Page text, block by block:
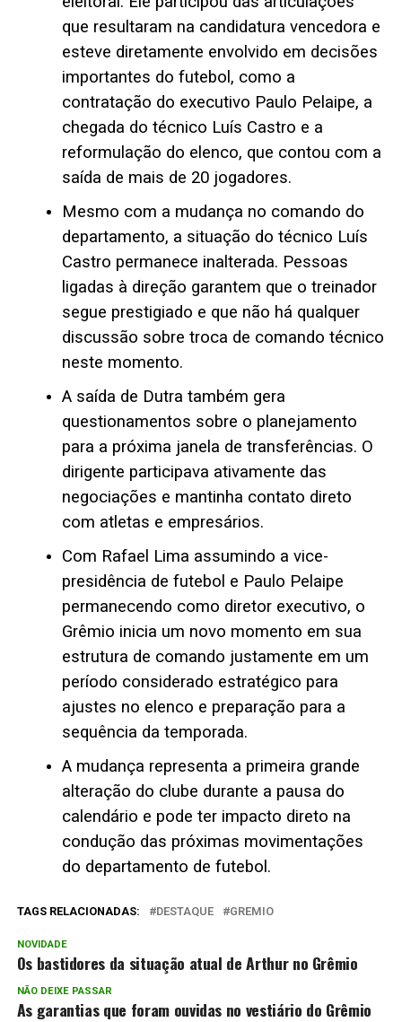
que resultaram na candidatura vencedora e
esteve diretamente envolvido em decisões
importantes do futebol, como a
contratação do executivo Paulo Pelaipe, a
chegada do técnico Luís Castro e a
reformulação do elenco, que contou com a
saída de mais de 20 jogadores.
Mesmo com a mudança no comando do
departamento, a situação do técnico Luís
Castro permanece inalterada. Pessoas
ligadas à direção garantem que o treinador
segue prestigiado e que não há qualquer
discussão sobre troca de comando técnico
neste momento.
A saída de Dutra também gera
questionamentos sobre o planejamento
para a próxima janela de transferências. O
dirigente participava ativamente das
negociações e mantinha contato direto
com atletas e empresários.
Com Rafael Lima assumindo a vice-
presidência de futebol e Paulo Pelaipe
permanecendo como diretor executivo, o
Grêmio inicia um novo momento em sua
estrutura de comando justamente em um
período considerado estratégico para
ajustes no elenco e preparação para a
sequência da temporada.
A mudança representa a primeira grande
alteração do clube durante a pausa do
calendário e pode ter impacto direto na
condução das próximas movimentações
do departamento de futebol.
TAGS RELACIONADAS: DESTAQUE GREMIO
NOVIDADE
Os bastidores da situação atual de Arthur no Grêmio
NÃO DEIXE PASSAR
As garantias que foram ouvidas no vestiário do Grêmio